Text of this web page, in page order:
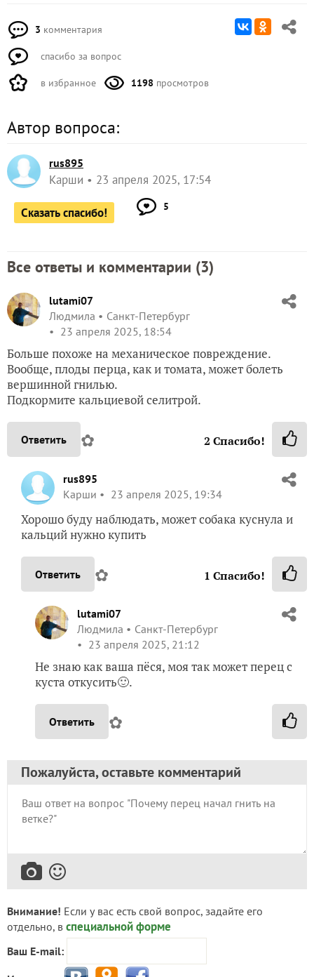
3 комментария
спасибо за вопрос
в избранное 1198 просмотров
Автор вопроса:
rus895
Карши 23 апреля 2025, 17:54
Сказать спасибо! 5
Все ответы и комментарии (3)
lutami07
Людмила
Санкт-Петербург
23 апреля 2025, 18:54
Больше похоже на механическое повреждение.
Вообще, плоды перца, как и томата, может болеть
вершинной гнилью.
Подкормите кальциевой селитрой.
Ответить ✿ 2 Спасибо!
rus895
Карши
23 апреля 2025, 19:34
Хорошо буду наблюдать, может собака куснула и
кальций нужно купить
Ответить ✿ 1 Спасибо!
lutami07
Людмила
Санкт-Петербург
23 апреля 2025, 21:12
Не знаю как ваша пёся, моя так может перец с
куста откусить🙂.
Ответить ✿
Пожалуйста, оставьте комментарий
Внимание! Если у вас есть свой вопрос, задайте его
отдельно, в специальной форме
Ваш E-mail: